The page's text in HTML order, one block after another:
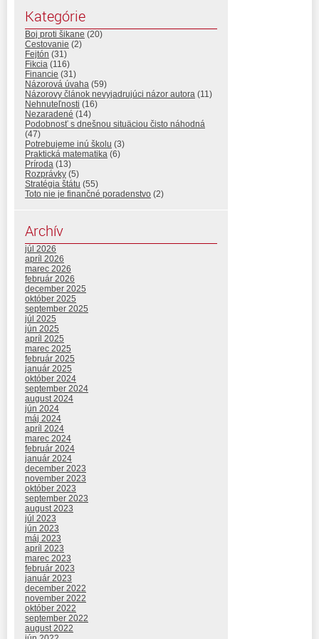
Kategórie
Boj proti šikane (20)
Cestovanie (2)
Fejtón (31)
Fikcia (116)
Financie (31)
Názorová úvaha (59)
Názorovy článok nevyjadrujúci názor autora (11)
Nehnuteľnosti (16)
Nezaradené (14)
Podobnosť s dnešnou situäciou čisto náhodná
(47)
Potrebujeme inú školu (3)
Praktická matematika (6)
Príroda (13)
Rozprávky (5)
Stratégia štátu (55)
Toto nie je finančné poradenstvo (2)
Archív
júl 2026
apríl 2026
marec 2026
február 2026
december 2025
október 2025
september 2025
júl 2025
jún 2025
apríl 2025
marec 2025
február 2025
január 2025
október 2024
september 2024
august 2024
jún 2024
máj 2024
apríl 2024
marec 2024
február 2024
január 2024
december 2023
november 2023
október 2023
september 2023
august 2023
júl 2023
jún 2023
máj 2023
apríl 2023
marec 2023
február 2023
január 2023
december 2022
november 2022
október 2022
september 2022
august 2022